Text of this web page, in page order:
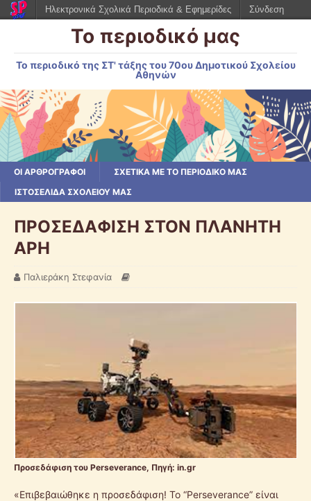
Το περιοδικό μας
Το περιοδικό της ΣΤ' τάξης του 70ου Δημοτικού Σχολείου
Αθηνών
ΟΙ ΑΡΘΡΟΓΡΆΦΟΙ
ΣΧΕΤΙΚΆ ΜΕ ΤΟ ΠΕΡΙΟΔΙΚΌ ΜΑΣ
ΙΣΤΟΣΕΛΊΔΑ ΣΧΟΛΕΊΟΥ ΜΑΣ
ΠΡΟΣΕΔΑΦΙΣΗ ΣΤΟΝ ΠΛΑΝΗΤΗ
ΑΡΗ
Παλιεράκη Στεφανία
Προσεδάφιση του Perseverance, Πηγή: in.gr
«Επιβεβαιώθηκε η προσεδάφιση! Το “Perseverance” είναι
Ηλεκτρονικά Σχολικά Περιοδικά & Εφημερίδες Σύνδεση